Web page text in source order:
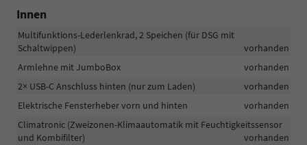
Innen
Multifunktions-Lederlenkrad, 2 Speichen (für DSG mit
Schaltwippen)
vorhanden
Armlehne mit JumboBox
vorhanden
2× USB-C Anschluss hinten (nur zum Laden)
vorhanden
Elektrische Fensterheber vorn und hinten
vorhanden
Climatronic (Zweizonen-Klimaautomatik mit Feuchtigkeitssensor
und Kombifilter)
vorhanden